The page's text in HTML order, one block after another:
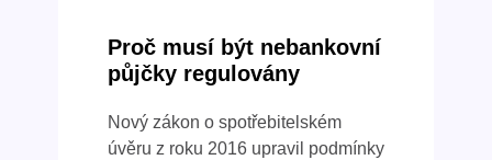
Proč musí být nebankovní
půjčky regulovány
Nový zákon o spotřebitelském
úvěru z roku 2016 upravil podmínky